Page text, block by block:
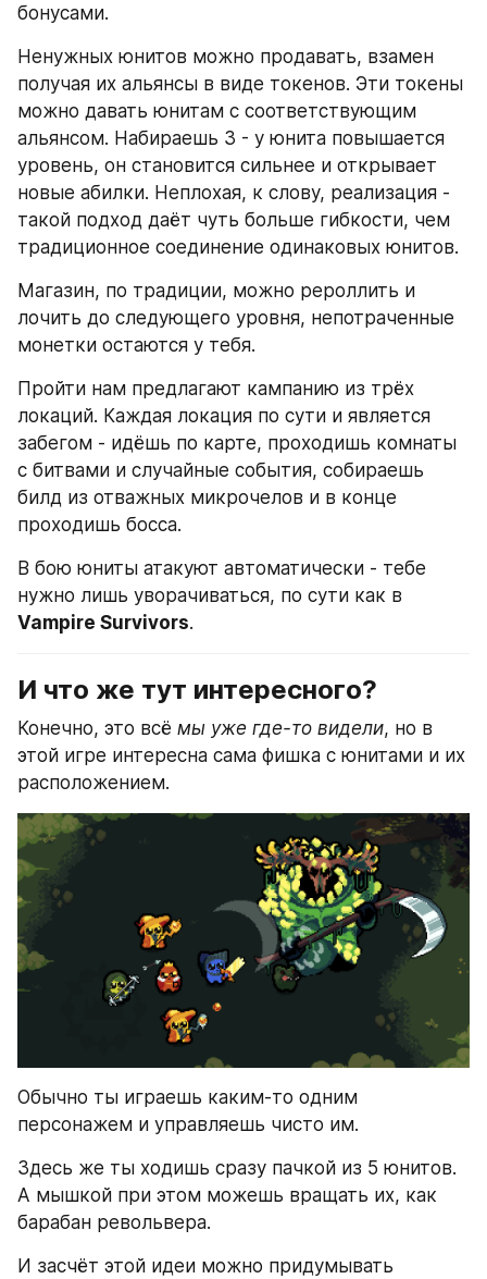
бонусами.
Ненужных юнитов можно продавать, взамен
получая их альянсы в виде токенов. Эти токены
можно давать юнитам с соответствующим
альянсом. Набираешь 3 - у юнита повышается
уровень, он становится сильнее и открывает
новые абилки. Неплохая, к слову, реализация -
такой подход даёт чуть больше гибкости, чем
традиционное соединение одинаковых юнитов.
Магазин, по традиции, можно рероллить и
лочить до следующего уровня, непотраченные
монетки остаются у тебя.
Пройти нам предлагают кампанию из трёх
локаций. Каждая локация по сути и является
забегом - идёшь по карте, проходишь комнаты
с битвами и случайные события, собираешь
билд из отважных микрочелов и в конце
проходишь босса.
В бою юниты атакуют автоматически - тебе
Vampire Survivors.
И что же тут интересного?
Конечно, это всё мы уже где-то видели, но в
этой игре интересна сама фишка с юнитами и их
расположением.
Обычно ты играешь каким-то одним
персонажем и управляешь чисто им.
Здесь же ты ходишь сразу пачкой из 5 юнитов.
А мышкой при этом можешь вращать их, как
барабан револьвера.
И засчёт этой идеи можно придумывать